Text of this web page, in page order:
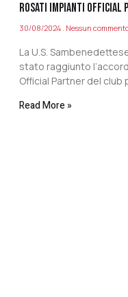
ROSATI IMPIANTI OFFICIAL
30/08/2024 Nessun
La U.S.
stato raggiunto
Official Partner del
Read More »